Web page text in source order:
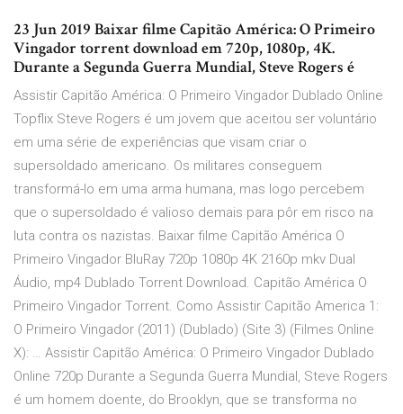
23 Jun 2019 Baixar filme Capitão América: O Primeiro
Vingador torrent download em 720p, 1080p, 4K.
Durante a Segunda Guerra Mundial, Steve Rogers é
Assistir Capitão América: O Primeiro Vingador Dublado Online
Topflix Steve Rogers é um jovem que aceitou ser voluntário
em uma série de experiências que visam criar o
supersoldado americano. Os militares conseguem
transformá-lo em uma arma humana, mas logo percebem
que o supersoldado é valioso demais para pôr em risco na
luta contra os nazistas. Baixar filme Capitão América O
Primeiro Vingador BluRay 720p 1080p 4K 2160p mkv Dual
Áudio, mp4 Dublado Torrent Download. Capitão América O
Primeiro Vingador Torrent. Como Assistir Capitão America 1:
O Primeiro Vingador (2011) (Dublado) (Site 3) (Filmes Online
X): … Assistir Capitão América: O Primeiro Vingador Dublado
Online 720p Durante a Segunda Guerra Mundial, Steve Rogers
é um homem doente, do Brooklyn, que se transforma no